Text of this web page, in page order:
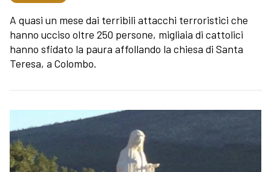
A quasi un mese dai terribili attacchi terroristici che
hanno ucciso oltre 250 persone, migliaia di cattolici
hanno sfidato la paura affollando la chiesa di Santa
Teresa, a Colombo.